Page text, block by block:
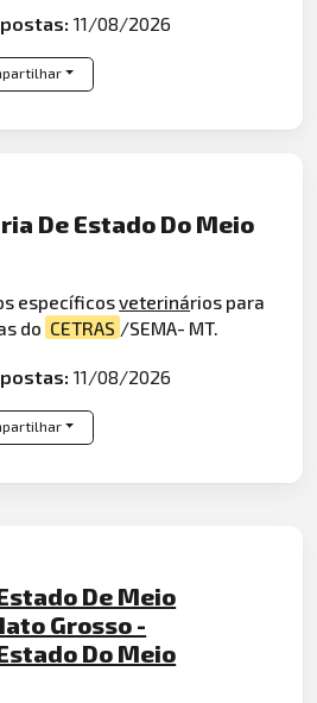
11/08/2026
De Estado Do Meio
específicosveterinários para
do CETRAS /SEMA- MT.
11/08/2026
De Meio
Grosso -
Do Meio